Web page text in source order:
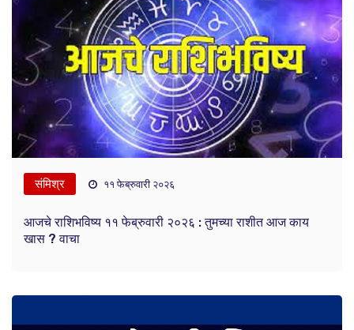
संमिश्र ११ फेब्रुवारी २०२६
आजचे राशिभविष्य ११ फेब्रुवारी २०२६ : तुमच्या राशीत आज काय
खास ? वाचा